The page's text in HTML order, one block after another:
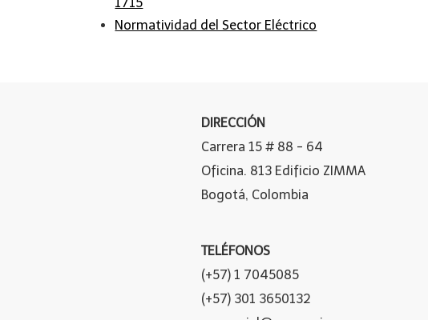
Normatividad del Sector Eléctrico
DIRECCIÓN
Carrera 15 # 88 - 64
Oficina. 813 Edificio ZIMMA
Bogotá, Colombia
TELÉFONOS
(+57) 1 7045085
(+57) 301 3650132